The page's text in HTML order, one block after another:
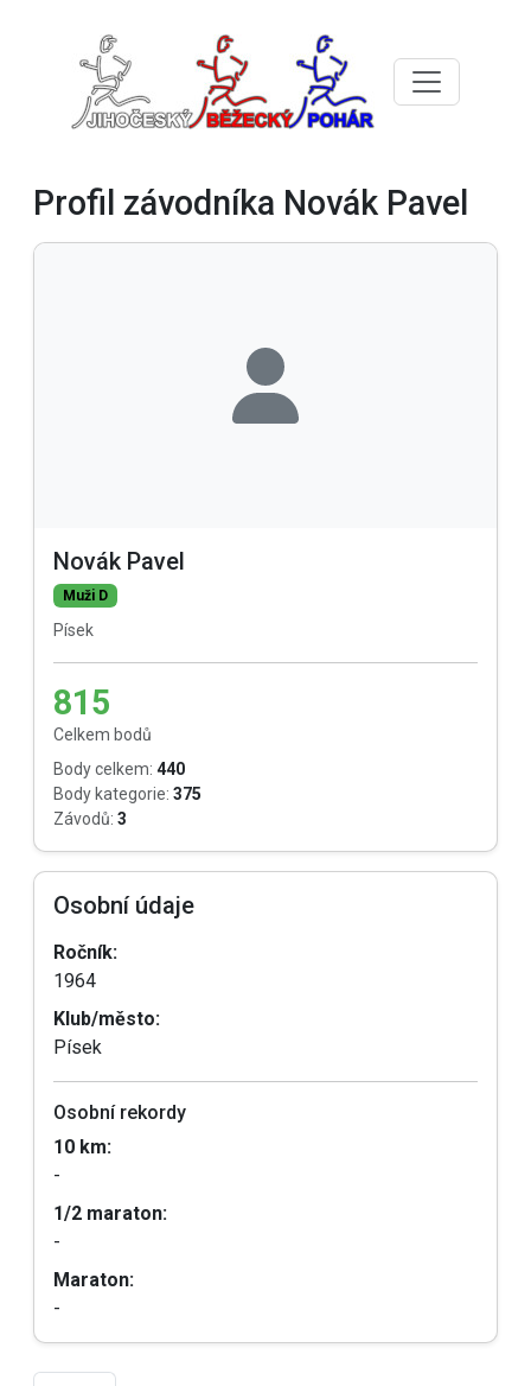
Profil závodníka Novák Pavel
Novák Pavel
Muži D
Písek
815
Celkem bodů
Body celkem: 440
Body kategorie: 375
Závodů: 3
Osobní údaje
Ročník:
1964
Klub/město:
Písek
Osobní rekordy
10 km:
-
1/2 maraton:
-
Maraton:
-